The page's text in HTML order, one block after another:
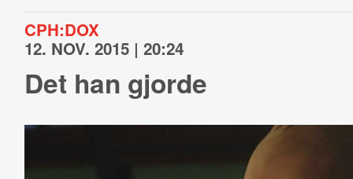
CPH:DOX
12. NOV. 2015 | 20:24
Det han gjorde